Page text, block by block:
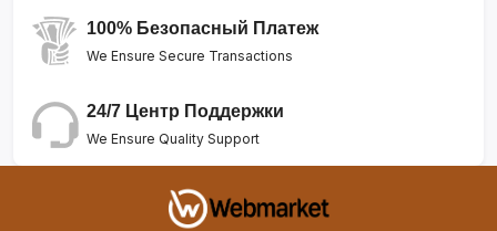
100% Безопасный Платеж
We Ensure Secure Transactions
24/7 Центр Поддержки
We Ensure Quality Support